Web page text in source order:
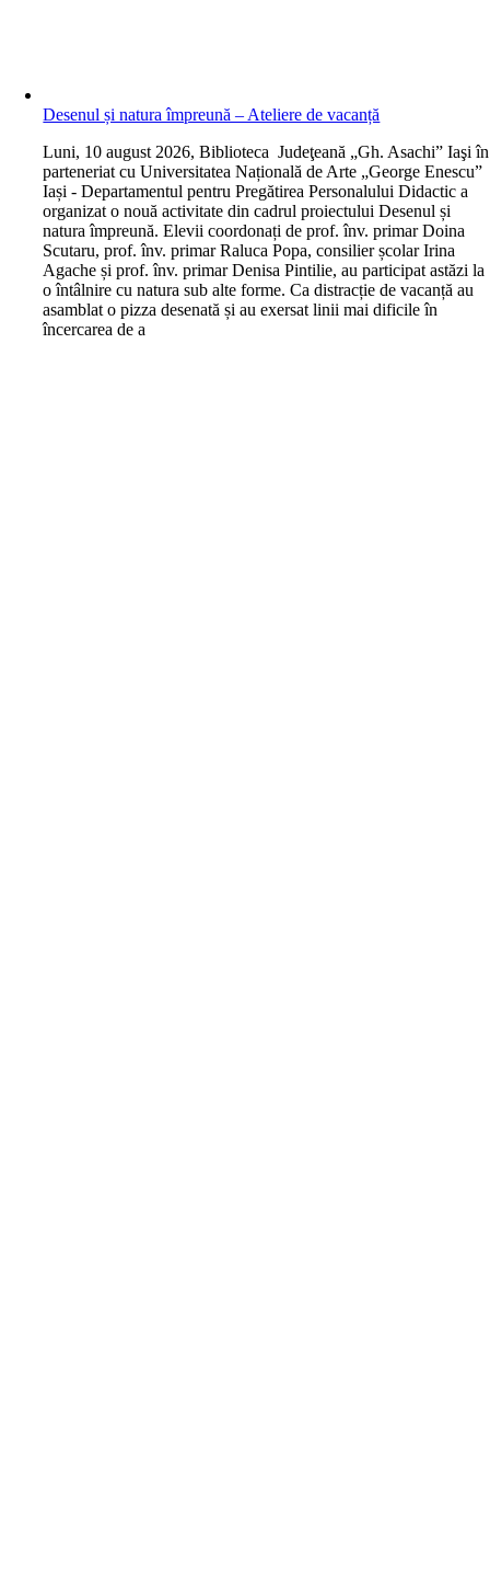
Desenul și natura împreună – Ateliere de vacanță
Luni, 10 august 2026, Biblioteca Judeţeană „Gh. Asachi” Iaşi în
parteneriat cu Universitatea Națională de Arte „George Enescu”
Iași - Departamentul pentru Pregătirea Personalului Didactic a
organizat o nouă activitate din cadrul proiectului Desenul și
natura împreună. Elevii coordonați de prof. înv. primar Doina
Scutaru, prof. înv. primar Raluca Popa, consilier școlar Irina
Agache și prof. înv. primar Denisa Pintilie, au participat astăzi la
o întâlnire cu natura sub alte forme. Ca distracție de vacanță au
asamblat o pizza desenată și au exersat linii mai dificile în
încercarea de a